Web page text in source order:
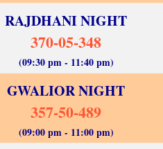
RAJDHANI NIGHT
370-05-348
(09:30 pm - 11:40 pm)
GWALIOR NIGHT
357-50-489
(09:00 pm - 11:00 pm)